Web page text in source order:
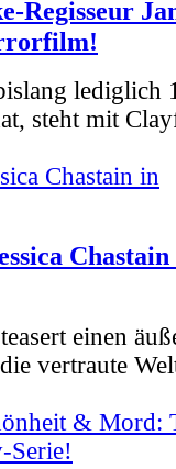
Regisseur
lediglich
steht mit
einen
vertraute